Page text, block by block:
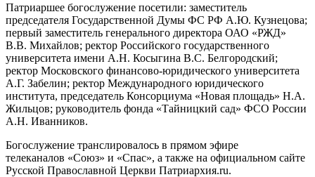
Патриаршее богослужение посетили: заместитель
председателя Государственной Думы ФС РФ А.Ю. Кузнецова;
первый заместитель генерального директора ОАО «РЖД»
В.В. Михайлов; ректор Российского государственного
университета имени А.Н. Косыгина В.С. Белгородский;
ректор Московского финансово-юридического университета
А.Г. Забелин; ректор Международного юридического
института, председатель Консорциума «Новая площадь» Н.А.
Жильцов; руководитель фонда «Тайницкий сад» ФСО России
А.Н. Иванников.
Богослужение транслировалось в прямом эфире
телеканалов «Союз» и «Спас», а также на официальном сайте
Русской Православной Церкви Патриархия.ru.